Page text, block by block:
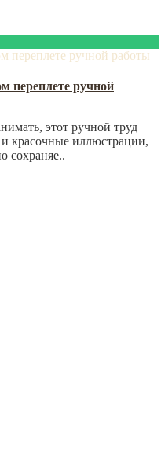
переплете ручной
этот ручной труд
красочные иллюстрации,
сохраняе..